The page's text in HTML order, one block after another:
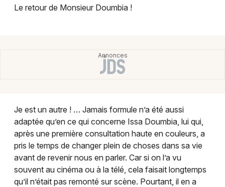
Foires & salons
Soirées
Sorties famille
Expos
Sorties & loisirs
Toulouse
Toutes les villes
Le retour de Monsieur Doumbia !
Je est un autre ! … Jamais formule n’a été aussi
adaptée qu’en ce qui concerne Issa Doumbia, lui qui,
après une première consultation haute en couleurs, a
pris le temps de changer plein de choses dans sa vie
avant de revenir nous en parler. Car si on l’a vu
souvent au cinéma ou à la télé, cela faisait longtemps
qu’il n’était pas remonté sur scène. Pourtant, il en a